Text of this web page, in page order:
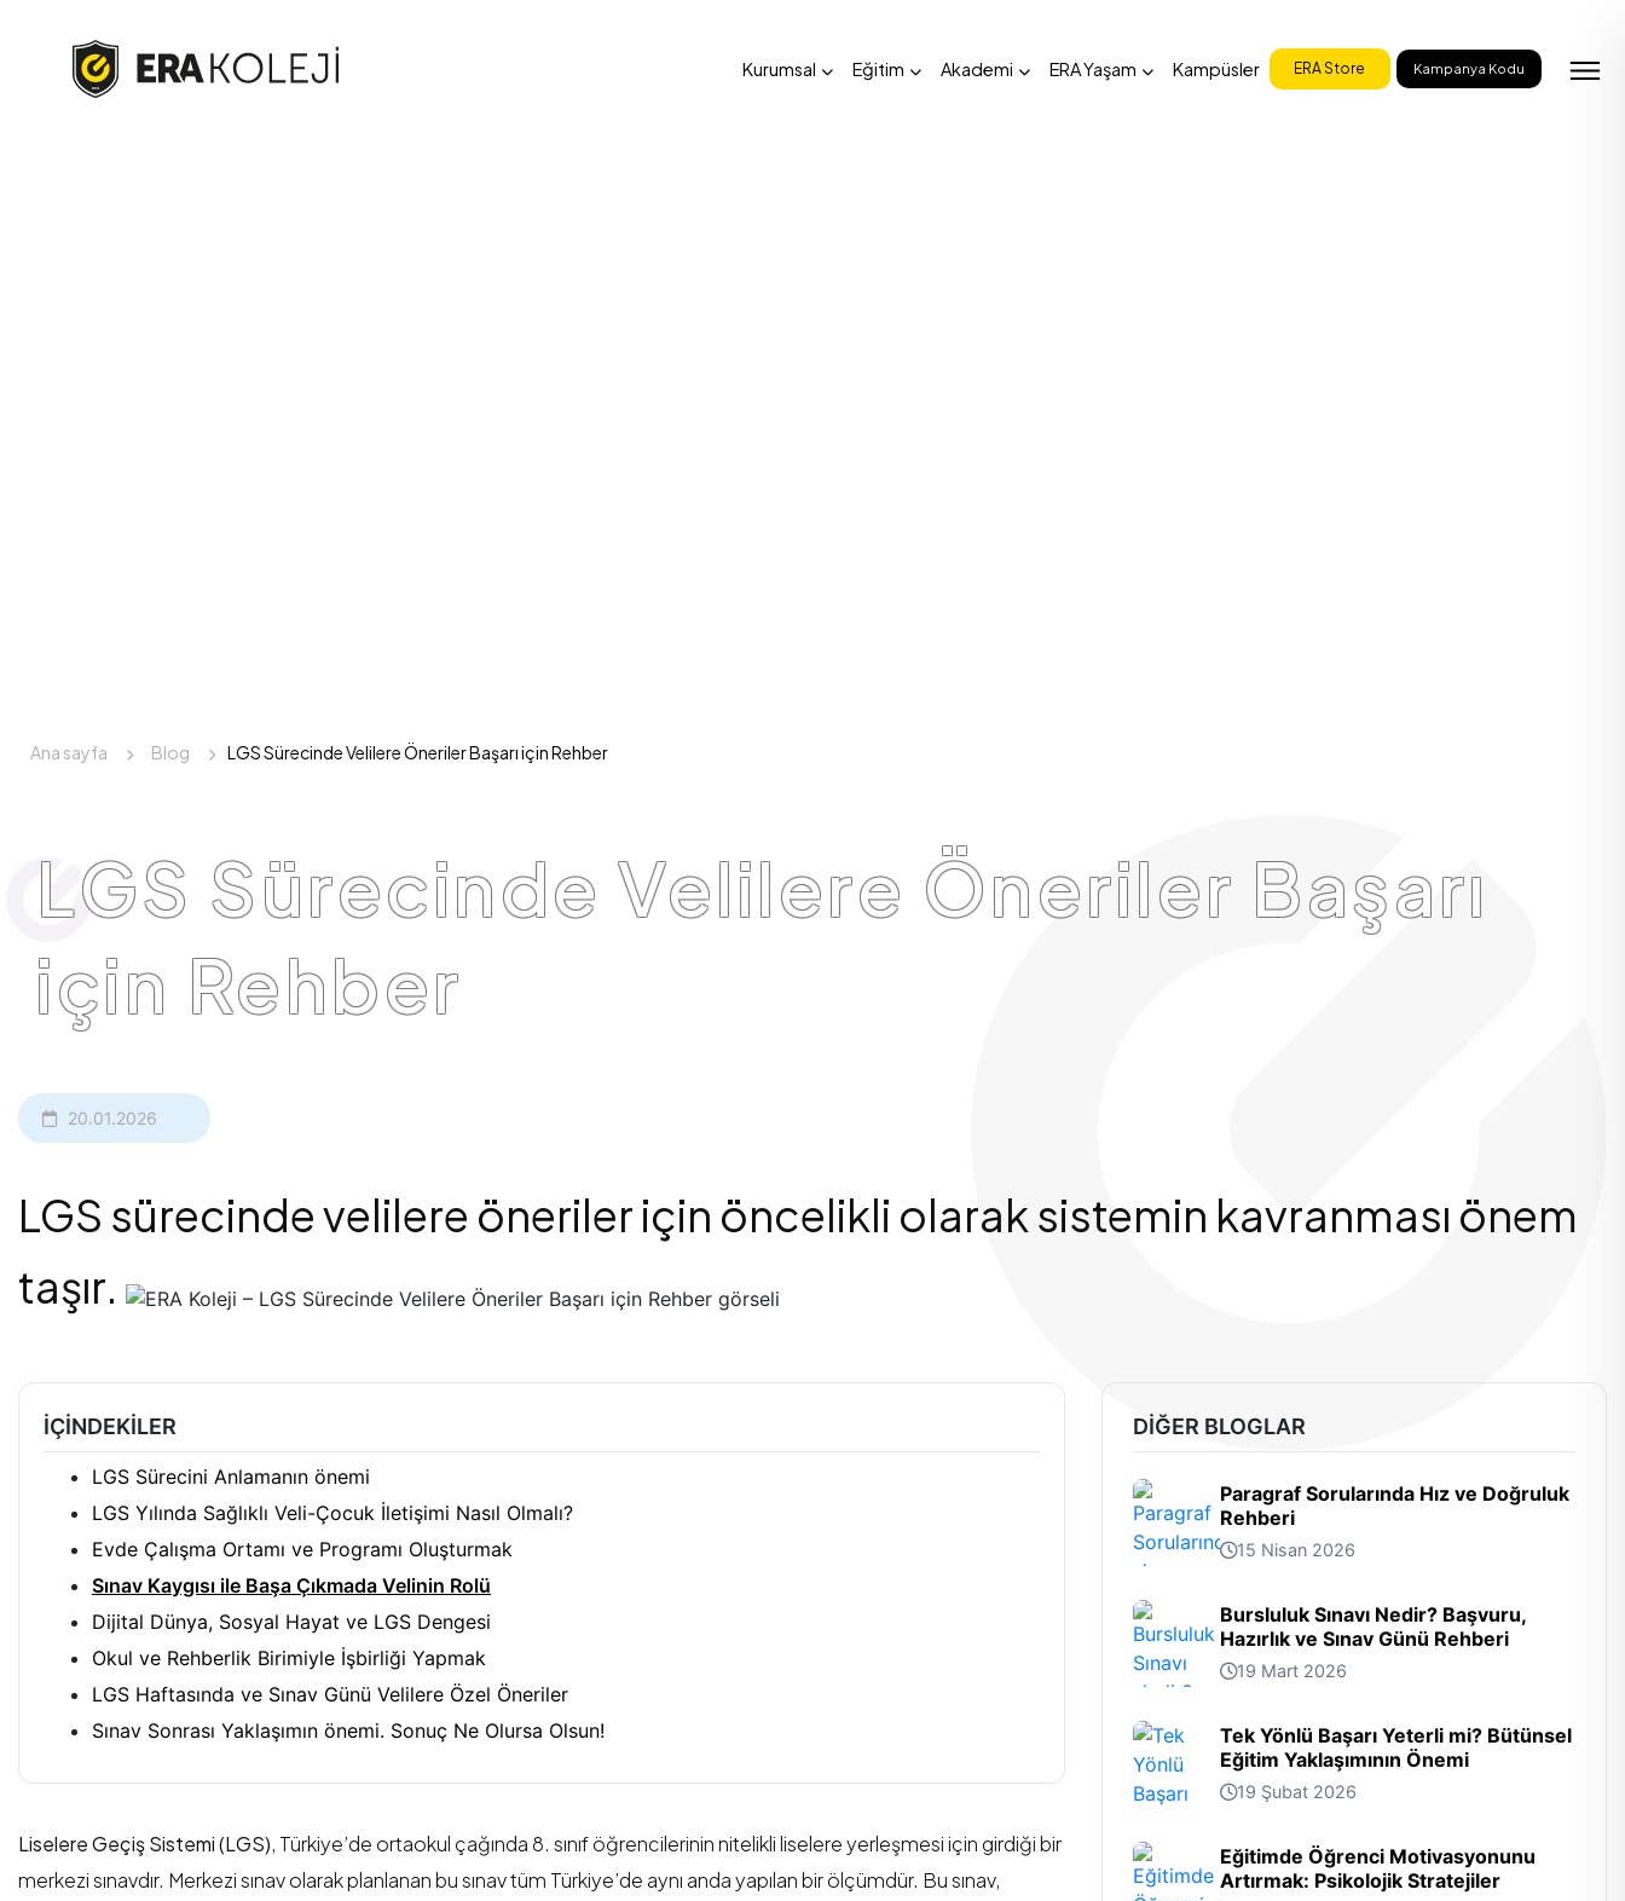
Kurumsal Eğitim Akademi ERA Yaşam Kampüsler ERA Store Kampanya Kodu
Ana sayfa Blog LGS Sürecinde Velilere Öneriler Başarı için Rehber
LGS Sürecinde Velilere Öneriler Başarı
için Rehber
20.01.2026
LGS sürecinde velilere öneriler için öncelikli olarak sistemin kavranması önem
taşır.
İÇINDEKILER
LGS Sürecini Anlamanın önemi
LGS Yılında Sağlıklı Veli-Çocuk İletişimi Nasıl Olmalı?
Evde Çalışma Ortamı ve Programı Oluşturmak
Sınav Kaygısı ile Başa Çıkmada Velinin Rolü
Dijital Dünya, Sosyal Hayat ve LGS Dengesi
Okul ve Rehberlik Birimiyle İşbirliği Yapmak
LGS Haftasında ve Sınav Günü Velilere Özel Öneriler
Sınav Sonrası Yaklaşımın önemi. Sonuç Ne Olursa Olsun!
Liselere Geçiş Sistemi (LGS), Türkiye’de ortaokul çağında 8. sınıf öğrencilerinin nitelikli liselere yerleşmesi için girdiği bir
merkezi sınavdır. Merkezi sınav olarak planlanan bu sınav tüm Türkiye’de aynı anda yapılan bir ölçümdür. Bu sınav,
DIĞER BLOGLAR
Paragraf Sorularında Hız ve Doğruluk
Rehberi
15 Nisan 2026
Bursluluk Sınavı Nedir? Başvuru,
Hazırlık ve Sınav Günü Rehberi
19 Mart 2026
Tek Yönlü Başarı Yeterli mi? Bütünsel
Eğitim Yaklaşımının Önemi
19 Şubat 2026
Eğitimde Öğrenci Motivasyonunu
Artırmak: Psikolojik Stratejiler